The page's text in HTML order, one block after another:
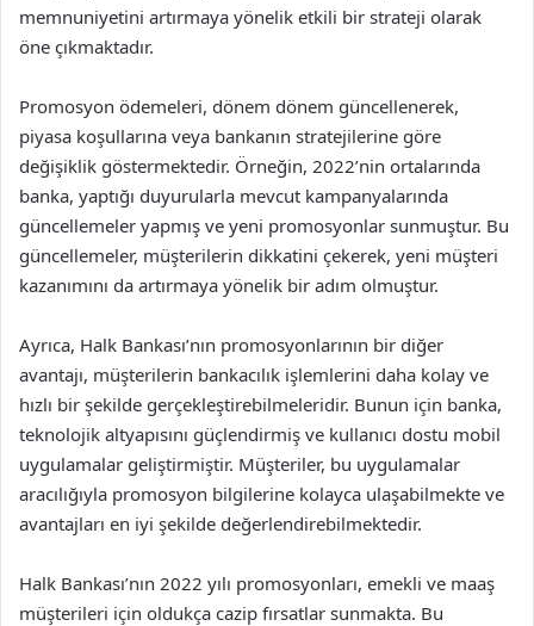
memnuniyetini artırmaya yönelik etkili bir strateji olarak
öne çıkmaktadır.
Promosyon ödemeleri, dönem dönem güncellenerek,
piyasa koşullarına veya bankanın stratejilerine göre
değişiklik göstermektedir. Örneğin, 2022’nin ortalarında
banka, yaptığı duyurularla mevcut kampanyalarında
güncellemeler yapmış ve yeni promosyonlar sunmuştur. Bu
güncellemeler, müşterilerin dikkatini çekerek, yeni müşteri
kazanımını da artırmaya yönelik bir adım olmuştur.
Ayrıca, Halk Bankası’nın promosyonlarının bir diğer
avantajı, müşterilerin bankacılık işlemlerini daha kolay ve
hızlı bir şekilde gerçekleştirebilmeleridir. Bunun için banka,
teknolojik altyapısını güçlendirmiş ve kullanıcı dostu mobil
uygulamalar geliştirmiştir. Müşteriler, bu uygulamalar
aracılığıyla promosyon bilgilerine kolayca ulaşabilmekte ve
avantajları en iyi şekilde değerlendirebilmektedir.
Halk Bankası’nın 2022 yılı promosyonları, emekli ve maaş
müşterileri için oldukça cazip fırsatlar sunmakta. Bu